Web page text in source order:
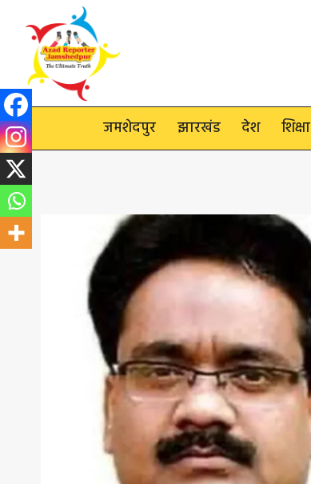
content
जमशेदपुर झारखंड देश शिक्षा